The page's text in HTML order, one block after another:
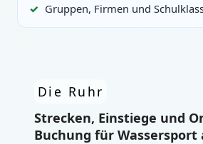
Gruppen, Firmen und
Die Ruhr
Strecken, Einstiege und
Buchung für Wassersport